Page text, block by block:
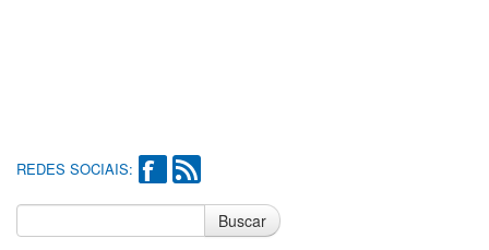
REDES SOCIAIS:
Buscar